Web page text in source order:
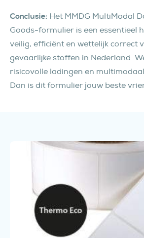
Conclusie: Het MMDG MultiModal
Goods-formulier is een essentieel
veilig, efficiënt en wettelijk correct
gevaarlijke stoffen in Nederland.
risicovolle ladingen en
Dan is dit formulier jouw beste